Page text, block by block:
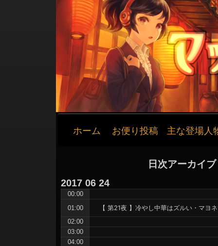
ゲ
シ
ョ
ン
ホーム お便り投稿 主な登場人
日次アーカイブ
2017 06 24
00:00
01:00
【 第21夜 】冷やし中華はズルい・マヨ
02:00
03:00
04:00